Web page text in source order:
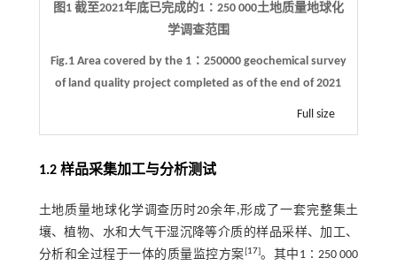
图1 截至2021年底已完成的1∶250 000土地质量地球化
学调查范围
Fig.1 Area covered by the 1∶250000 geochemical survey
of land quality project completed as of the end of 2021
Full size
1.2 样品采集加工与分析测试
土地质量地球化学调查历时20余年,形成了一套完整集土
壤、植物、水和大气干湿沉降等介质的样品采样、加工、
分析和全过程于一体的质量监控方案[17]。其中1∶250 000